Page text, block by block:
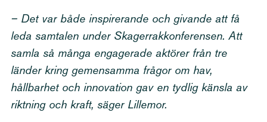
– Det var både inspirerande och givande att få
leda samtalen under Skager­rak­kon­fe­rensen. Att
samla så många engagerade aktörer från tre
länder kring gemensamma frågor om hav,
hållbarhet och innovation gav en tydlig känsla av
riktning och kraft, säger Lillemor.